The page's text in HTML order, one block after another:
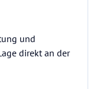
und
direkt an der